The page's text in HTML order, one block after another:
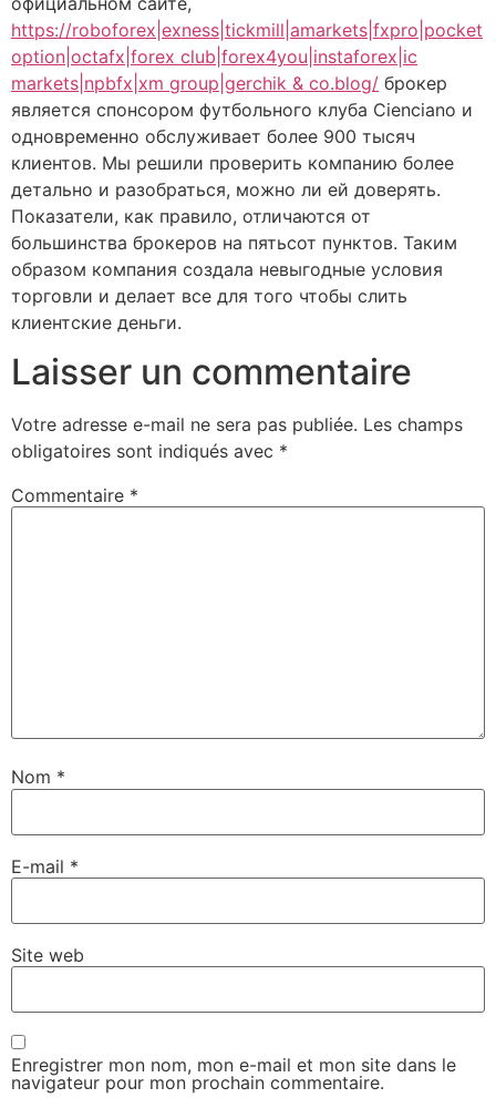
https://roboforex|exness|tickmill|amarkets|fxpro|pocket
option|octafx|forex club|forex4you|instaforex|ic
markets|npbfx|xm group|gerchik & co.blog/ брокер
является спонсором футбольного клуба Cienciano и
одновременно обслуживает более 900 тысяч
клиентов. Мы решили проверить компанию более
детально и разобраться, можно ли ей доверять.
Показатели, как правило, отличаются от
большинства брокеров на пятьсот пунктов. Таким
образом компания создала невыгодные условия
торговли и делает все для того чтобы слить
клиентские деньги.
Laisser un commentaire
Votre adresse e-mail ne sera pas publiée. Les champs
obligatoires sont indiqués avec *
Commentaire *
Nom *
E-mail *
Site web
Enregistrer mon nom, mon e-mail et mon site dans le
navigateur pour mon prochain commentaire.